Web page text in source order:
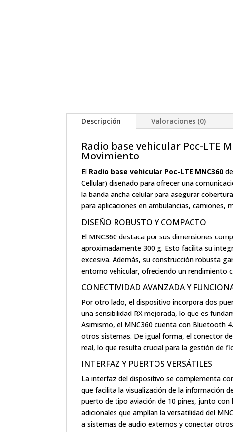
Descripción Valoraciones (0)
Radio base vehicular Poc-LTE
Movimiento
El Radio base vehicular Poc-LTE MNC360
Cellular) diseñado para ofrecer una
la banda ancha celular para asegurar
para aplicaciones en ambulancias, camiones,
DISEÑO ROBUSTO Y COMPACTO
El MNC360 destaca por sus dimensiones
aproximadamente 300 g. Esto facilita su
excesiva. Además, su construcción robusta
entorno vehicular, ofreciendo un rendimiento
CONECTIVIDAD AVANZADA Y
Por otro lado, el dispositivo incorpora dos
una sensibilidad RX mejorada, lo que es
Asimismo, el MNC360 cuenta con Bluetooth
otros sistemas. De igual forma, el conector
real, lo que resulta crucial para la gestión de
INTERFAZ Y PUERTOS VERSÁTILES
La interfaz del dispositivo se complementa
que facilita la visualización de la información
puerto de tipo aviación de 10 pines, junto
adicionales que amplían la versatilidad del
a sistemas de audio externos y conectar